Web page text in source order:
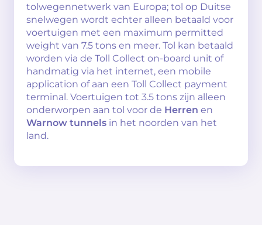
tolwegennetwerk van Europa; tol op Duitse
snelwegen wordt echter alleen betaald voor
voertuigen met een maximum permitted
weight van 7.5 tons en meer. Tol kan betaald
worden via de Toll Collect on-board unit of
handmatig via het internet, een mobile
application of aan een Toll Collect payment
terminal. Voertuigen tot 3.5 tons zijn alleen
onderworpen aan tol voor de Herren en
Warnow tunnels in het noorden van het
land.